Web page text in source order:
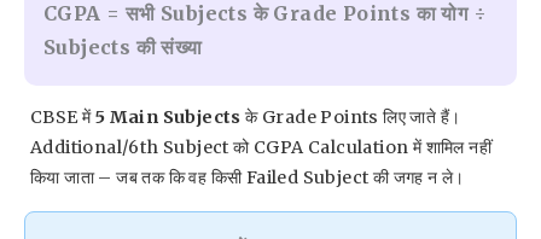
CGPA = सभी Subjects के Grade Points का योग ÷
Subjects की संख्या
CBSE में5 Main Subjects के Grade Points लिए जाते हैं।
Additional/6th Subject को CGPA Calculation में शामिल नहीं
किया जाता – जब तक कि वह किसी Failed Subject की जगह न ले।